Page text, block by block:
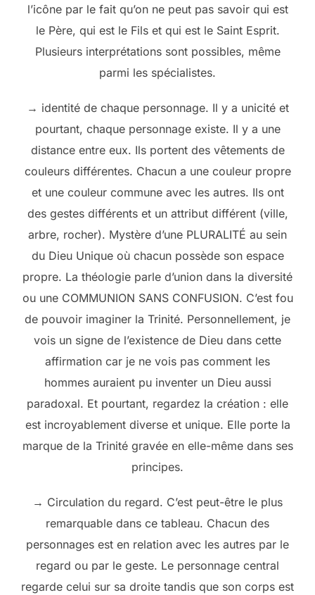
l’icône par le fait qu’on ne peut pas savoir qui est
le Père, qui est le Fils et qui est le Saint Esprit.
Plusieurs interprétations sont possibles, même
parmi les spécialistes.
→ identité de chaque personnage. Il y a unicité et
pourtant, chaque personnage existe. Il y a une
distance entre eux. Ils portent des vêtements de
couleurs différentes. Chacun a une couleur propre
et une couleur commune avec les autres. Ils ont
des gestes différents et un attribut différent (ville,
arbre, rocher). Mystère d’une PLURALITÉ au sein
du Dieu Unique où chacun possède son espace
propre. La théologie parle d’union dans la diversité
ou une COMMUNION SANS CONFUSION. C’est fou
de pouvoir imaginer la Trinité. Personnellement, je
vois un signe de l’existence de Dieu dans cette
affirmation car je ne vois pas comment les
hommes auraient pu inventer un Dieu aussi
paradoxal. Et pourtant, regardez la création : elle
est incroyablement diverse et unique. Elle porte la
marque de la Trinité gravée en elle-même dans ses
principes.
→ Circulation du regard. C’est peut-être le plus
remarquable dans ce tableau. Chacun des
personnages est en relation avec les autres par le
regard ou par le geste. Le personnage central
regarde celui sur sa droite tandis que son corps est